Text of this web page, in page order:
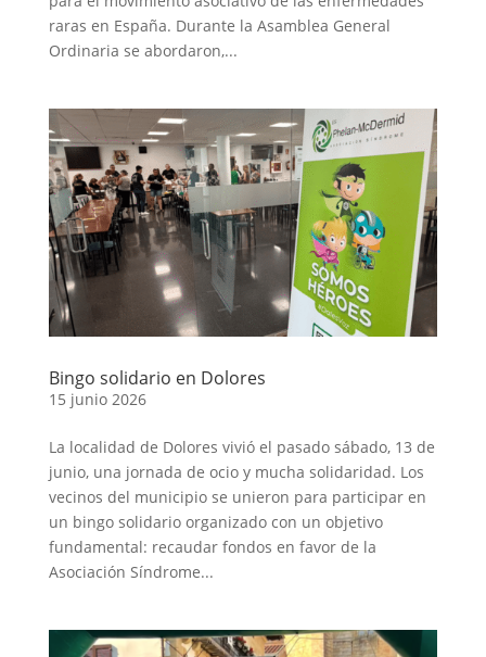
raras en España. Durante la Asamblea General
Ordinaria se abordaron,...
Bingo solidario en Dolores
15 junio 2026
La localidad de Dolores vivió el pasado sábado, 13 de
junio, una jornada de ocio y mucha solidaridad. Los
vecinos del municipio se unieron para participar en
un bingo solidario organizado con un objetivo
fundamental: recaudar fondos en favor de la
Asociación Síndrome...